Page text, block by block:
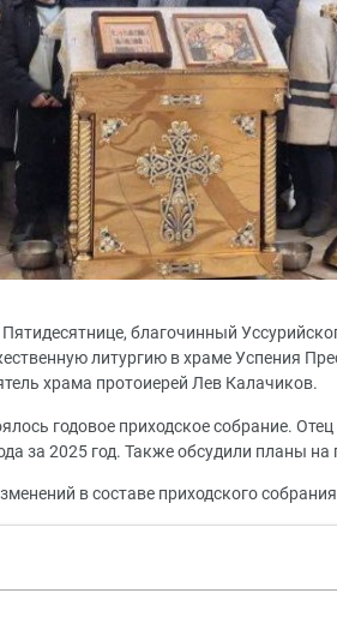
благочинный
литургию в храме Успения
храма протоиерей Лев Калачиков.
годовое приходское собрание.
за 2025 год. Также обсудили планы на
в составе приходского